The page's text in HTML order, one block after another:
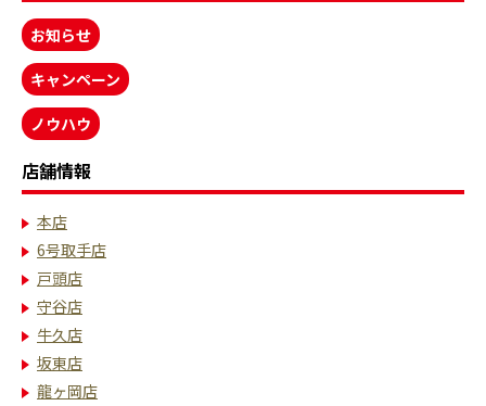
お知らせ
キャンペーン
ノウハウ
店舗情報
本店
6号取手店
戸頭店
守谷店
牛久店
坂東店
龍ヶ岡店